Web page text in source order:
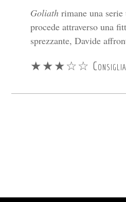
Goliath rimane una
procede attraverso una
sprezzante, Davide
★★★☆☆